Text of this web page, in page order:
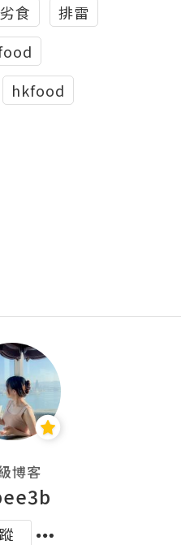
劣食
排雷
hkfood
博客